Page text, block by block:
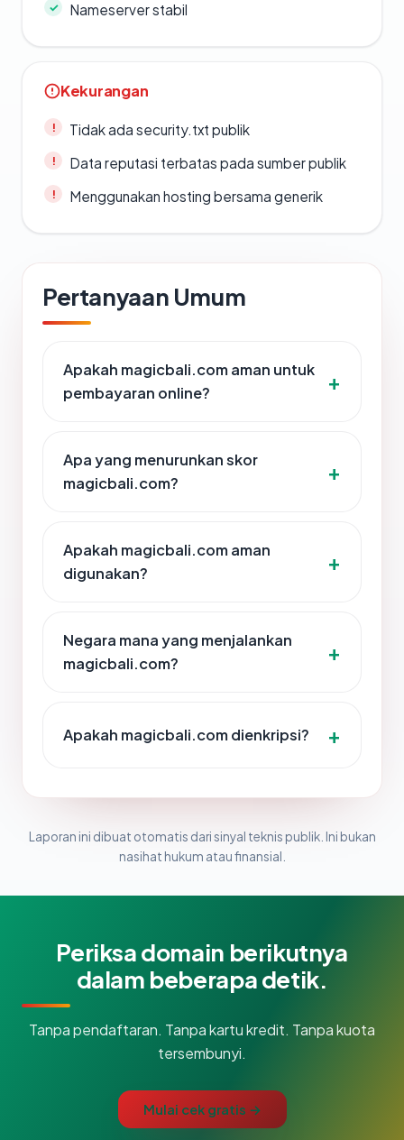
Nameserver stabil
Kekurangan
Tidak ada security.txt publik
Data reputasi terbatas pada sumber publik
Menggunakan hosting bersama generik
Pertanyaan Umum
Apakah magicbali.com aman untuk
pembayaran online?
Apa yang menurunkan skor
magicbali.com?
Apakah magicbali.com aman
digunakan?
Negara mana yang menjalankan
magicbali.com?
Apakah magicbali.com dienkripsi?
Laporan ini dibuat otomatis dari sinyal teknis publik. Ini bukan
nasihat hukum atau finansial.
Periksa domain berikutnya
dalam beberapa detik.
Tanpa pendaftaran. Tanpa kartu kredit. Tanpa kuota
tersembunyi.
Mulai cek gratis →